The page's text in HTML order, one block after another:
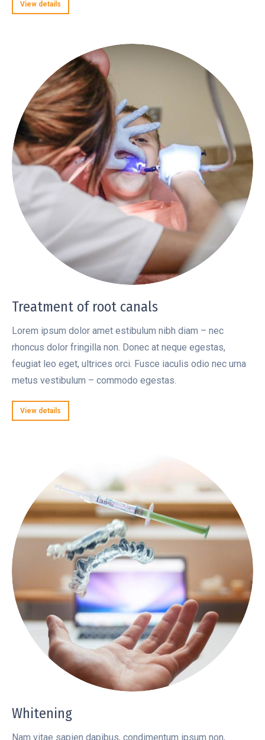
View details
Treatment of root canals
Lorem ipsum dolor amet estibulum nibh diam – nec
rhoncus dolor fringilla non. Donec at neque egestas,
feugiat leo eget, ultrices orci. Fusce iaculis odio nec urna
metus vestibulum – commodo egestas.
View details
Whitening
Nam vitae sapien dapibus, condimentum ipsum non,